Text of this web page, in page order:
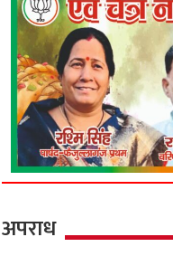
अपराध